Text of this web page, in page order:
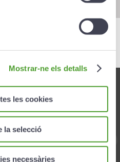
Mostrar-ne els detalls
les cookies
la selecció
necessàries
Salud
laboral